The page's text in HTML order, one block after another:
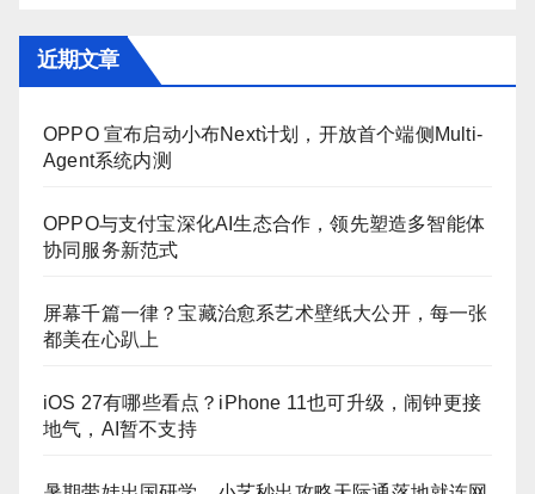
近期文章
OPPO 宣布启动小布Next计划，开放首个端侧Multi-
Agent系统内测
OPPO与支付宝深化AI生态合作，领先塑造多智能体
协同服务新范式
屏幕千篇一律？宝藏治愈系艺术壁纸大公开，每一张
都美在心趴上
iOS 27有哪些看点？iPhone 11也可升级，闹钟更接
地气，AI暂不支持